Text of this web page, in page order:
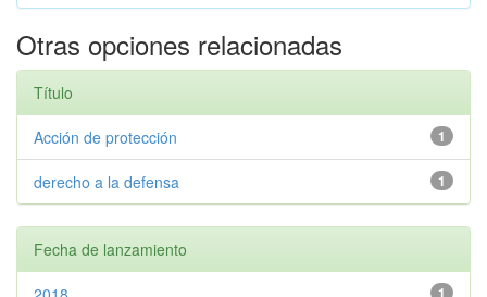
Otras opciones relacionadas
Título
1
Acción de protección
1
derecho a la defensa
Fecha de lanzamiento
1